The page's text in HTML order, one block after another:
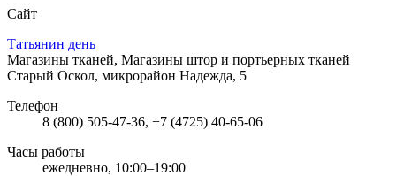
Сайт
Татьянин день
Магазины тканей, Магазины штор и портьерных тканей
Старый Оскол, микрорайон Надежда, 5
Телефон
8 (800) 505-47-36, +7 (4725) 40-65-06
Часы работы
ежедневно, 10:00–19:00